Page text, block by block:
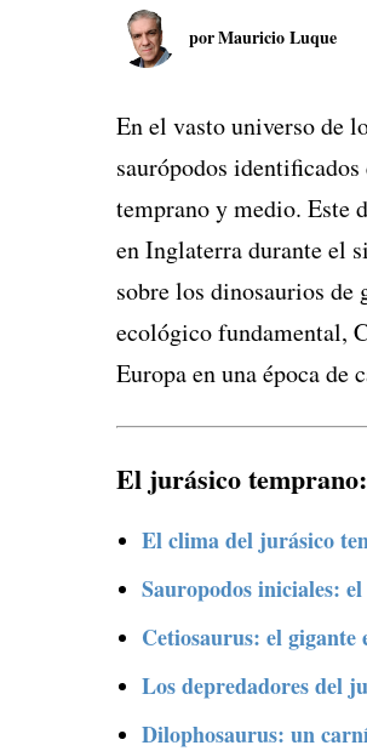
porMauricio Luque
En el vasto universo de
saurópodos
temprano y medio. Este
en Inglaterra durante el
sobre los dinosaurios de
ecológico fundamental,
Europa en una época
El jurásico
El clima del jurásico
Sauropodos iniciales:
Cetiosaurus: el gigante
Los depredadores del
Dilophosaurus: un